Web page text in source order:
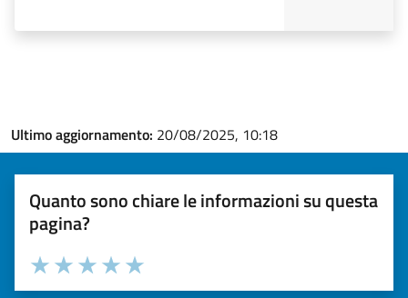
Ultimo aggiornamento: 20/08/2025, 10:18
Quanto sono chiare le informazioni su questa
pagina?
Valuta la chiarezza delle informazioni (da 1 a 5 stelle)
Seleziona il numero di stelle per valutare la chiarezza delle
Valuta 5 stelle su 5
Valuta 4 stelle su 5
Valuta 3 stelle su 5
Valuta 2 stelle su 5
Valuta 1 stelle su 5